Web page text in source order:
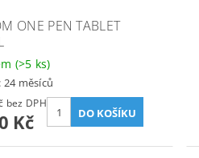
ONE PEN TABLET
(>5 ks)
24 měsíců
2 471 Kč bez DPH
Kč